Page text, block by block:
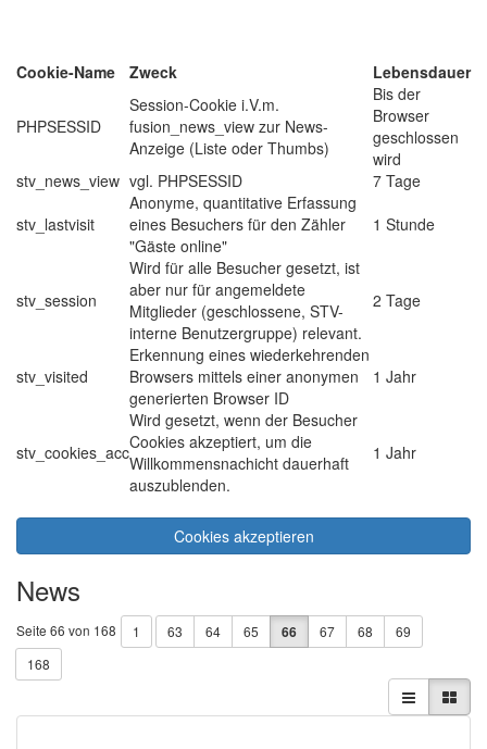
Cookie-Name Zweck Lebensdauer
PHPSESSID
Session-Cookie i.V.m.
fusion_news_view zur News-
Anzeige (Liste oder Thumbs)
Bis der
Browser
geschlossen
wird
stv_news_view vgl. PHPSESSID
7 Tage
stv_lastvisit
Anonyme, quantitative Erfassung
eines Besuchers für den Zähler
"Gäste online"
1 Stunde
stv_session
Wird für alle Besucher gesetzt, ist
aber nur für angemeldete
Mitglieder (geschlossene, STV-
interne Benutzergruppe) relevant.
2 Tage
stv_visited
Erkennung eines wiederkehrenden
Browsers mittels einer anonymen
generierten Browser ID
1 Jahr
stv_cookies_acc
Wird gesetzt, wenn der Besucher
Cookies akzeptiert, um die
Willkommensnachicht dauerhaft
auszublenden.
1 Jahr
Cookies akzeptieren
News
Seite 66 von 168 1 63 64 65 66 67 68
69
168